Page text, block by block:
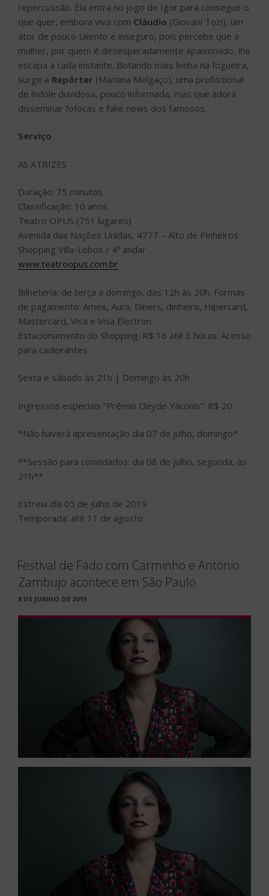
repercussão. Ela entra no jogo de Igor para conseguir o
que quer, embora viva com Cláudio (Giovani Tozi), um
ator de pouco talento e inseguro, pois percebe que a
mulher, por quem é desesperadamente apaixonado, lhe
escapa a cada instante. Botando mais lenha na fogueira,
surge a Repórter (Mariana Melgaço), uma profissional
de índole duvidosa, pouco informada, mas que adora
disseminar fofocas e fake news dos famosos.
Serviço
AS ATRIZES
Duração: 75 minutos
Classificação: 10 anos
Teatro OPUS (751 lugares)
Avenida das Nações Unidas, 4777 – Alto de Pinheiros
Shopping Villa-Lobos / 4º andar
www.teatroopus.com.br
Bilheteria: de terça a domingo, das 12h às 20h. Formas
de pagamento: Amex, Aura, Diners, dinheiro, Hipercard,
Mastercard, Visa e Visa Electron.
Estacionamento do Shopping: R$ 16 até 3 horas. Acesso
para cadeirantes.
Sexta e sábado às 21h | Domingo às 20h
Ingressos especiais “Prêmio Cleyde Yáconis”: R$ 20
*Não haverá apresentação dia 07 de julho, domingo*
**Sessão para convidados: dia 08 de julho, segunda, às
21h**
Estreia dia 05 de julho de 2019
Temporada: até 11 de agosto
Festival de Fado com Carminho e António
Zambujo acontece em São Paulo
PUBLICADO
8 DE JUNHO DE 2019